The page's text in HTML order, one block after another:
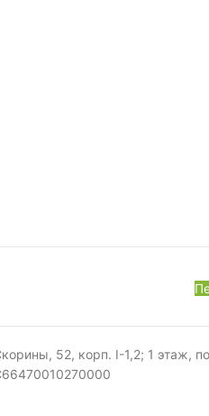
52, корп. I-1,2; 1 этаж,